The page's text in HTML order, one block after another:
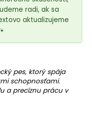
radi, ak sa
aktualizujeme
pes, ktorý spája
schopnosťami.
a precíznu prácu v